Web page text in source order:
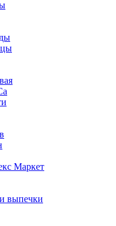
Маркет
выпечки